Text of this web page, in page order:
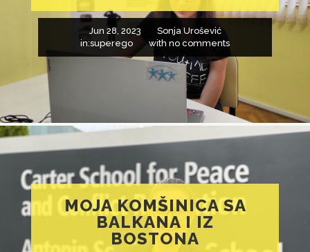
Jun 28, 2023
Sonja Urošević
in:superego with no comments
MOJA KOMŠINICA SA
BALKANA I IZ
BOSTONA